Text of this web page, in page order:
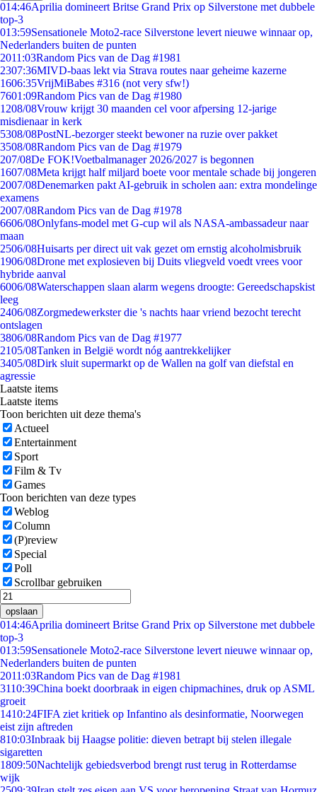
014:46Aprilia domineert Britse Grand Prix op Silverstone met dubbele
top-3
013:59Sensationele Moto2-race Silverstone levert nieuwe winnaar op,
Nederlanders buiten de punten
2011:03Random Pics van de Dag #1981
2307:36MIVD-baas lekt via Strava routes naar geheime kazerne
1606:35VrijMiBabes #316 (not very sfw!)
7601:09Random Pics van de Dag #1980
1208/08Vrouw krijgt 30 maanden cel voor afpersing 12-jarige
misdienaar in kerk
5308/08PostNL-bezorger steekt bewoner na ruzie over pakket
3508/08Random Pics van de Dag #1979
207/08De FOK!Voetbalmanager 2026/2027 is begonnen
1607/08Meta krijgt half miljard boete voor mentale schade bij jongeren
2007/08Denemarken pakt AI-gebruik in scholen aan: extra mondelinge
examens
2007/08Random Pics van de Dag #1978
6606/08Onlyfans-model met G-cup wil als NASA-ambassadeur naar
maan
2506/08Huisarts per direct uit vak gezet om ernstig alcoholmisbruik
1906/08Drone met explosieven bij Duits vliegveld voedt vrees voor
hybride aanval
6006/08Waterschappen slaan alarm wegens droogte: Gereedschapskist
leeg
2406/08Zorgmedewerkster die 's nachts haar vriend bezocht terecht
ontslagen
3806/08Random Pics van de Dag #1977
2105/08Tanken in België wordt nóg aantrekkelijker
3405/08Dirk sluit supermarkt op de Wallen na golf van diefstal en
agressie
Laatste items
Laatste items
Toon berichten uit deze thema's
Actueel
Entertainment
Sport
Film & Tv
Games
Toon berichten van deze types
Weblog
Column
(P)review
Special
Poll
Scrollbar gebruiken
opslaan
014:46Aprilia domineert Britse Grand Prix op Silverstone met dubbele
top-3
013:59Sensationele Moto2-race Silverstone levert nieuwe winnaar op,
Nederlanders buiten de punten
2011:03Random Pics van de Dag #1981
3110:39China boekt doorbraak in eigen chipmachines, druk op ASML
groeit
1410:24FIFA ziet kritiek op Infantino als desinformatie, Noorwegen
eist zijn aftreden
810:03Inbraak bij Haagse politie: dieven betrapt bij stelen illegale
sigaretten
1809:50Nachtelijk gebiedsverbod brengt rust terug in Rotterdamse
wijk